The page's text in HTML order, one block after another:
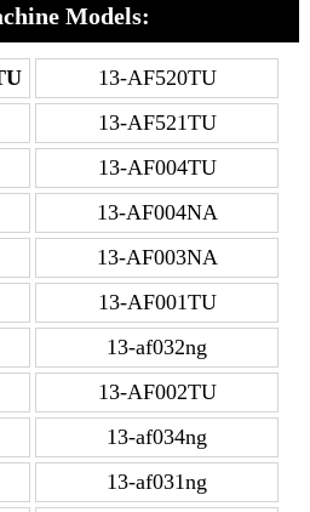
Models:
13-AF520TU
13-AF521TU
13-AF004TU
13-AF004NA
13-AF003NA
13-AF001TU
13-af032ng
13-AF002TU
13-af034ng
13-af031ng